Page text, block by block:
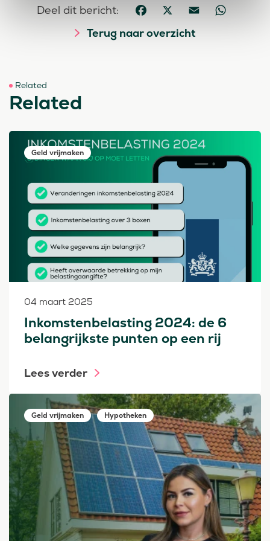
Deel dit bericht: Facebook
X Email WhatsApp
Terug naar overzicht
Related
Related
Geld vrijmaken
04 maart 2025
Inkomstenbelasting 2024: de 6
belangrijkste punten op een rij
Lees verder
Geld vrijmaken Hypotheken